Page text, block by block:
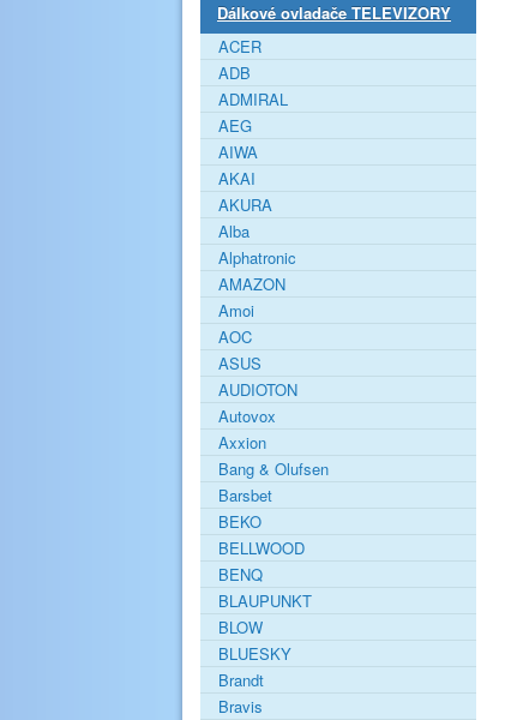
Dálkové ovladače TELEVIZORY
ACER
ADB
ADMIRAL
AEG
AIWA
AKAI
AKURA
Alba
Alphatronic
AMAZON
Amoi
AOC
ASUS
AUDIOTON
Autovox
Axxion
Bang & Olufsen
Barsbet
BEKO
BELLWOOD
BENQ
BLAUPUNKT
BLOW
BLUESKY
Brandt
Bravis